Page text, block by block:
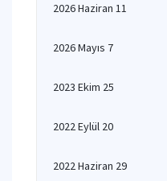
2026 Haziran 11
2026 Mayıs 7
2023 Ekim 25
2022 Eylül 20
2022 Haziran 29